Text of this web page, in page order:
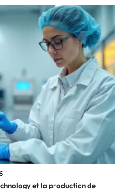
et la production de